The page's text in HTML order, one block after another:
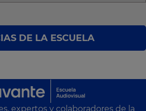
DE LA ESCUELA
expertos y colaboradores de la